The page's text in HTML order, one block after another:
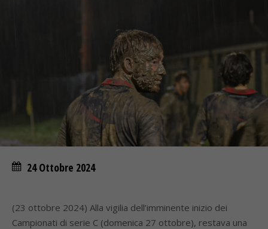
24 Ottobre 2024
(23 ottobre 2024) Alla vigilia dell’imminente inizio dei
Campionati di serie C (domenica 27 ottobre), restava una